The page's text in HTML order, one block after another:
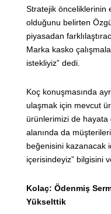
Stratejik önceliklerinin
olduğunu belirten
piyasadan
Marka kasko
istekliyiz” dedi.
Koç konuşmasında
ulaşmak için mevcut
ürünlerimizi de hayata
alanında da
beğenisini kazanacak
içerisindeyiz” bilgisini
Kolaç: Ödenmiş
Yükselttik